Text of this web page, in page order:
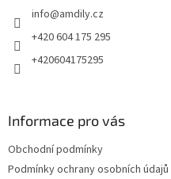
info@amdily.cz
+420 604 175 295
+420604175295
Informace pro vás
Obchodní podmínky
Podmínky ochrany osobních údajů